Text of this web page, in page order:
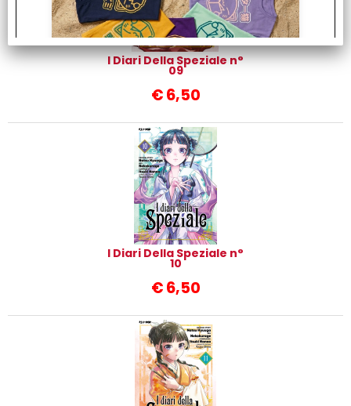
I Diari Della Speziale n°
09
€6,50
I Diari Della Speziale n°
10
€6,50
I colori sono: Navy, Azzurro, Viola, Rosa,
Verde, Fuxia, Giallo, Celeste, Lilla